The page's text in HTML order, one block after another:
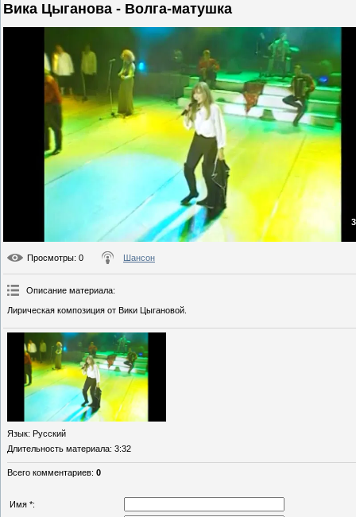
Вика Цыганова - Волга-матушка
Просмотры: 0 Шансон
Описание материала:
Лирическая композиция от Вики Цыгановой.
Язык: Русский
Длительность материала: 3:32
Всего комментариев: 0
Имя *: